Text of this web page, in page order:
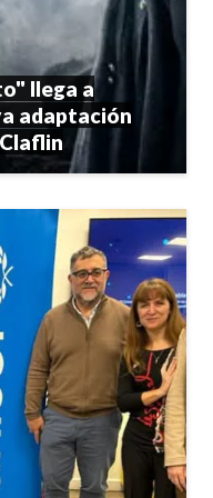
llega a
adaptación